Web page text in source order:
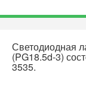
Светодиодная
(PG18.5d-3)
3535.